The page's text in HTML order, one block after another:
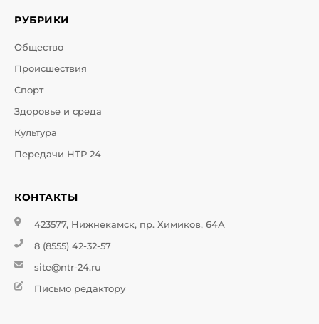
РУБРИКИ
Общество
Происшествия
Спорт
Здоровье и среда
Культура
Передачи НТР 24
КОНТАКТЫ
423577, Нижнекамск, пр. Химиков, 64А
8 (8555) 42-32-57
site@ntr-24.ru
Письмо редактору